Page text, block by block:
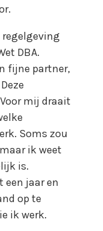
DBA.
fijne partner,
mij draait
Soms zou
ik weet
is.
een jaar en
op te
ik werk.